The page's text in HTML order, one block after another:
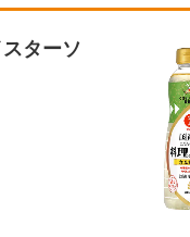
ターソ